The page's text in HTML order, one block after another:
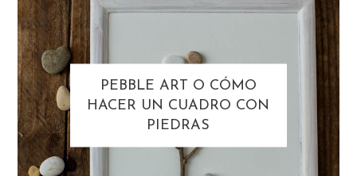
PEBBLE ART O CÓMO
HACER UN CUADRO CON
PIEDRAS